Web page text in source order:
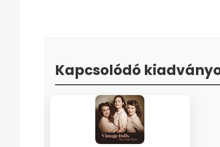
Kapcsolódó